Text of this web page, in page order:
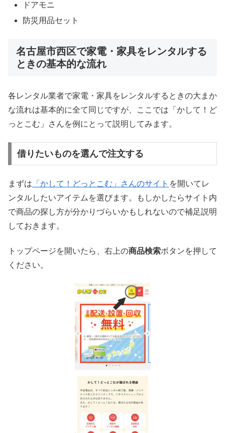
ドアモニ
防災用品セット
名古屋市西区で家電・家具をレンタルする
ときの基本的な流れ
各レンタル業者で家電・家具をレンタルするときの大まか
な流れは基本的に全て同じですが、ここでは「かして！ど
っとこむ」さんを例にとって説明してみます。
借りたいものを選んで注文する
まずは 「かして！どっとこむ」さんのサイト を開いてレ
ンタルしたいアイテムを選びます。もしかしたらサイト内
で商品の探し方が分かりづらいかもしれないので補足説明
しておきます。
トップページを開いたら、右上の商品検索ボタンを押して
ください。